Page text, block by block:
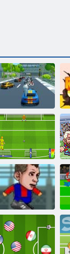
Jautras
Soda šāviens:
Euro Cup 2016
Futbola galvas
kauss 2